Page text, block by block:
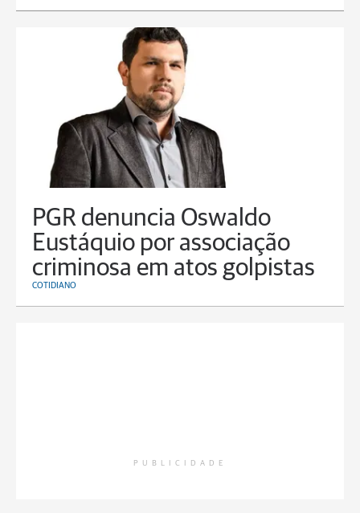
PGR denuncia Oswaldo
Eustáquio por associação
criminosa em atos golpistas
COTIDIANO
PUBLICIDADE